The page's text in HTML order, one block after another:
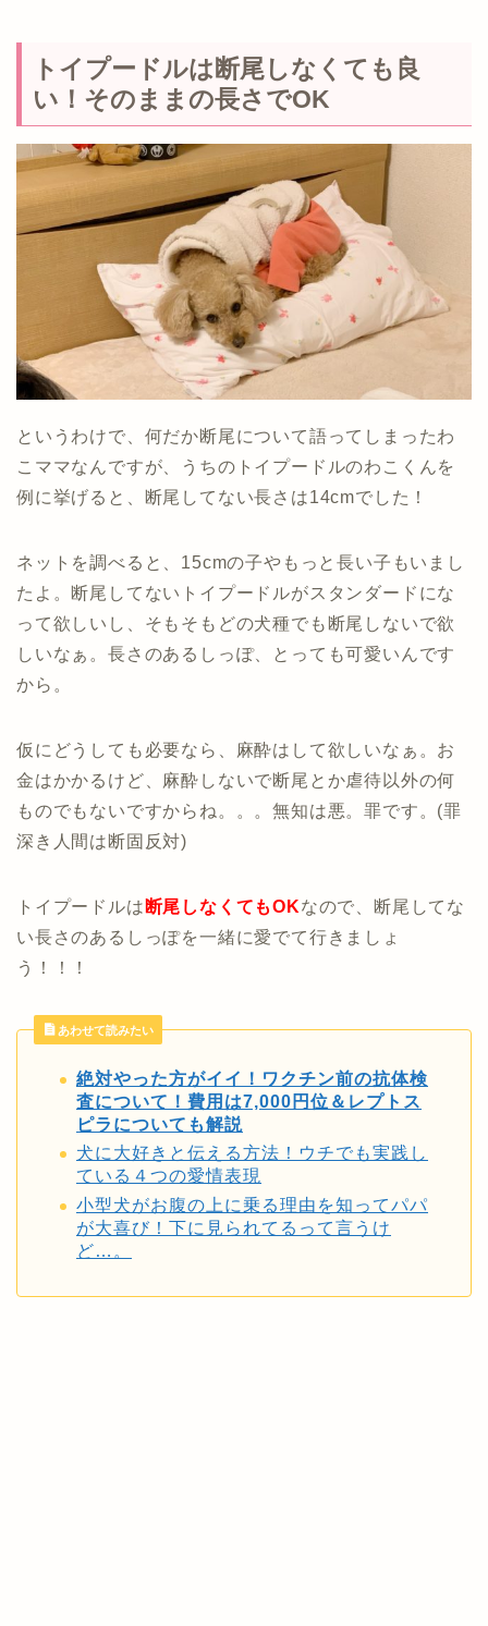
トイプードルは断尾しなくても良
い！そのままの長さでOK
というわけで、何だか断尾について語ってしまったわ
こママなんですが、うちのトイプードルのわこくんを
例に挙げると、断尾してない長さは14cmでした！
ネットを調べると、15cmの子やもっと長い子もいまし
たよ。断尾してないトイプードルがスタンダードにな
って欲しいし、そもそもどの犬種でも断尾しないで欲
しいなぁ。長さのあるしっぽ、とっても可愛いんです
から。
仮にどうしても必要なら、麻酔はして欲しいなぁ。お
金はかかるけど、麻酔しないで断尾とか虐待以外の何
ものでもないですからね。。。無知は悪。罪です。(罪
深き人間は断固反対)
トイプードルは 断尾しなくてもOKなので、断尾してな
い長さのあるしっぽを一緒に愛でて行きましょ
う！！！
あわせて読みたい
絶対やった方がイイ！ワクチン前の抗体検
査について！費用は7,000円位＆レプトス
ピラについても解説
犬に大好きと伝える方法！ウチでも実践し
ている４つの愛情表現
小型犬がお腹の上に乗る理由を知ってパパ
が大喜び！下に見られてるって言うけ
ど…。